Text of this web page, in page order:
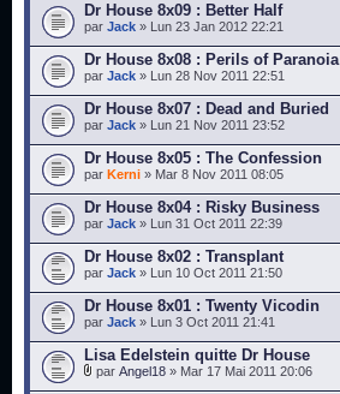
Dr House 8x09 : Better Half
par Jack » Lun 23 Jan 2012 22:21
Dr House 8x08 : Perils of Paranoia
par Jack » Lun 28 Nov 2011 22:51
Dr House 8x07 : Dead and Buried
par Jack » Lun 21 Nov 2011 23:52
Dr House 8x05 : The Confession
par Kerni » Mar 8 Nov 2011 08:05
Dr House 8x04 : Risky Business
par Jack » Lun 31 Oct 2011 22:39
Dr House 8x02 : Transplant
par Jack » Lun 10 Oct 2011 21:50
Dr House 8x01 : Twenty Vicodin
par Jack » Lun 3 Oct 2011 21:41
Lisa Edelstein quitte Dr House
par Angel18 » Mar 17 Mai 2011 20:06